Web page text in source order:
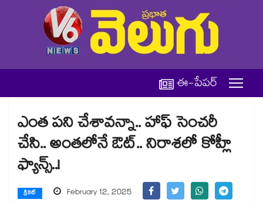
ఈ-పేపర్
ఎంత పని చేశావన్నా.. హాఫ్ సెంచరీ
చేసి.. అంతలోనే ఔట్.. నిరాశలో కోహ్లీ
ఫ్యాన్స్..!
క్రికెట్ February 12, 2025